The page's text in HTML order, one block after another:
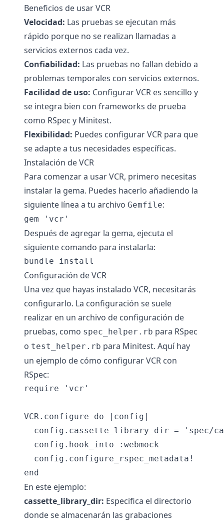
Beneficios de usar VCR
Velocidad: Las pruebas se ejecutan más
rápido porque no se realizan llamadas a
servicios externos cada vez.
Confiabilidad: Las pruebas no fallan debido a
problemas temporales con servicios externos.
Facilidad de uso: Configurar VCR es sencillo y
se integra bien con frameworks de prueba
como RSpec y Minitest.
Flexibilidad: Puedes configurar VCR para que
se adapte a tus necesidades específicas.
Instalación de VCR
Para comenzar a usar VCR, primero necesitas
instalar la gema. Puedes hacerlo añadiendo la
siguiente línea a tu archivo Gemfile:
Después de agregar la gema, ejecuta el
siguiente comando para instalarla:
Configuración de VCR
Una vez que hayas instalado VCR, necesitarás
configurarlo. La configuración se suele
realizar en un archivo de configuración de
pruebas, como spec_helper.rb para RSpec
o test_helper.rb para Minitest. Aquí hay
un ejemplo de cómo configurar VCR con
RSpec:
require 'vcr'
VCR.configure do |config|
config.cassette_library_dir = 'spec/
  config.hook_into :webmock
  config.configure_rspec_metadata!
En este ejemplo:
cassette_library_dir: Especifica el directorio
donde se almacenarán las grabaciones